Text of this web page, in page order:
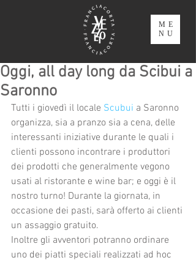
ME
NU
Oggi, all day long da Scibui a
Saronno
Tutti i giovedì il locale Scubui a Saronno
organizza, sia a pranzo sia a cena, delle
interessanti iniziative durante le quali i
clienti possono incontrare i produttori
dei prodotti che generalmente vegono
usati al ristorante e wine bar; e oggi è il
nostro turno! Durante la giornata, in
occasione dei pasti, sarà offerto ai clienti
un assaggio gratuito.
Inoltre gli avventori potranno ordinare
uno dei piatti speciali realizzati ad hoc